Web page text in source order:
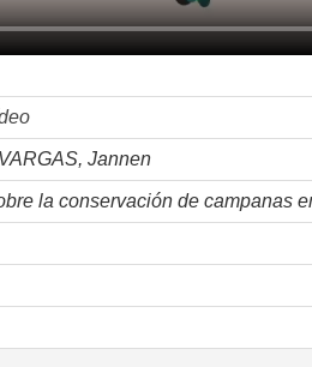
Jannen
la conservación de campanas